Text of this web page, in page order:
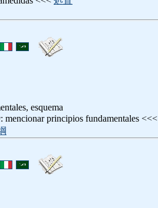
esquema
: mencionar principios fundamentales <<<